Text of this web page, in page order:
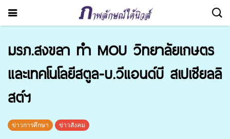
มรภ.สงขลา ทำ MOU วิทยาลัยเกษตร
และเทคโนโลยีสตูล-บ.วีแอนด์บี สเปเชียลลิ
สต์ฯ
ข่าวการศึกษา ข่าวสังคม